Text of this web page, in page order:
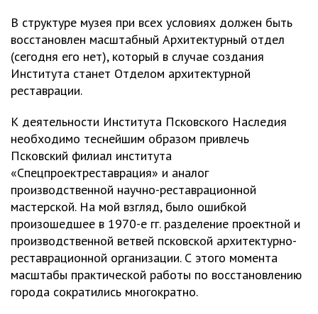
В структуре музея при всех условиях должен быть
восстановлен масштабный Архитектурный отдел
(сегодня его нет), который в случае создания
Института станет Отделом архитектурной
реставрации.
К деятельности Института Псковского Наследия
необходимо теснейшим образом привлечь
Псковский филиал института
«Спецпроектреставрация» и аналог
производственной научно-реставрационной
мастерской. На мой взгляд, было ошибкой
произошедшее в 1970-е гг. разделение проектной и
производственной ветвей псковской архитектурно-
реставрационной организации. С этого момента
масштабы практической работы по восстановлению
города сократились многократно.